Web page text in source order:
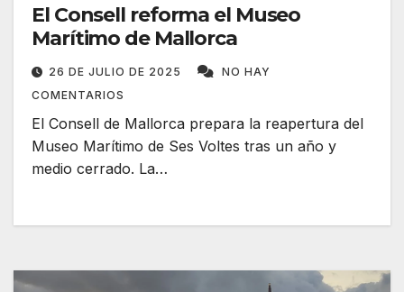
El Consell reforma el Museo
Marítimo de Mallorca
26 DE JULIO DE 2025
NO HAY
COMENTARIOS
El Consell de Mallorca prepara la reapertura del
Museo Marítimo de Ses Voltes tras un año y
medio cerrado. La…